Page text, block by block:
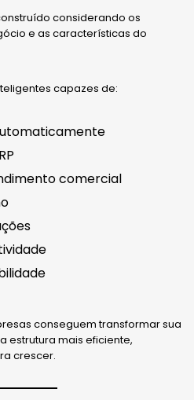
considerando os
e as características do
capazes de:
comercial
conseguem transformar sua
estrutura mais eficiente,
crescer.